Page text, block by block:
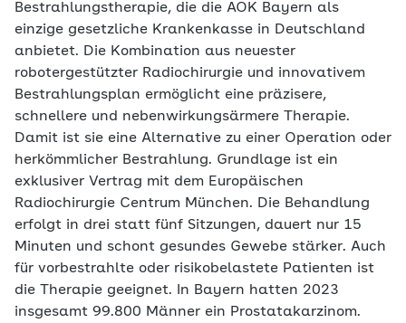
Bestrahlungstherapie, die die AOK Bayern als
einzige gesetzliche Krankenkasse in Deutschland
anbietet. Die Kombination aus neuester
robotergestützter Radiochirurgie und innovativem
Bestrahlungsplan ermöglicht eine präzisere,
schnellere und nebenwirkungsärmere Therapie.
Damit ist sie eine Alternative zu einer Operation oder
herkömmlicher Bestrahlung. Grundlage ist ein
exklusiver Vertrag mit dem Europäischen
Radiochirurgie Centrum München. Die Behandlung
erfolgt in drei statt fünf Sitzungen, dauert nur 15
Minuten und schont gesundes Gewebe stärker. Auch
für vorbestrahlte oder risikobelastete Patienten ist
die Therapie geeignet. In Bayern hatten 2023
insgesamt 99.800 Männer ein Prostatakarzinom.